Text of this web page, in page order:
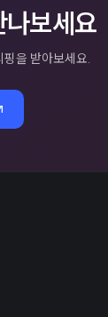
보세요
을 받아보세요.